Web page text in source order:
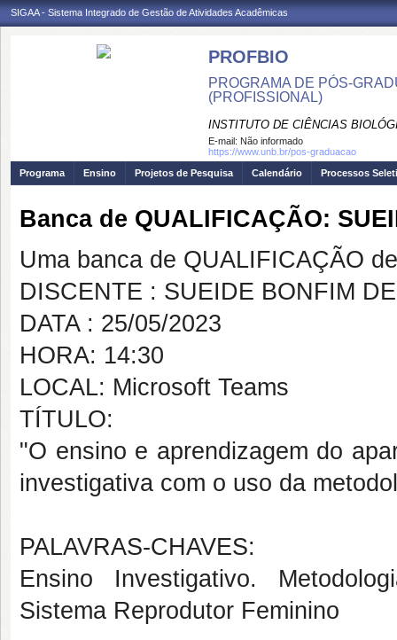
SIGAA - Sistema Integrado de Gestão de Atividades Acadêmicas
PROFBIO
PROGRAMA DE PÓS-
(PROFISSIONAL)
INSTITUTO DE CIÊNCIAS
E-mail: Não informado
https://www.unb.br/pos-graduacao
Programa
Ensino Projetos de Pesquisa Calendário Processos
Banca de QUALIFICAÇÃO:
Uma banca de QUALIFICAÇÃO
DISCENTE : SUEIDE BONFIM
DATA : 25/05/2023
HORA: 14:30
LOCAL: Microsoft Teams
TÍTULO:
"O ensino e aprendizagem do
investigativa com o uso da
PALAVRAS-CHAVES:
Ensino Investigativo.
Sistema Reprodutor Feminino